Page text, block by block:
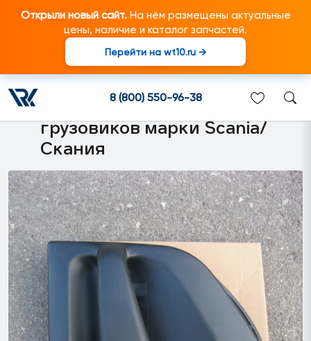
Открыли новый сайт.На нём размещены актуальные
цены, наличие и каталог запчастей.
Перейти на wt10.ru →
8 (800) 550-96-38
2005370 Ручка двери правая
для а/м Scania, наружняя
(без личинки) подходит для
грузовиков марки Scania/
Скания